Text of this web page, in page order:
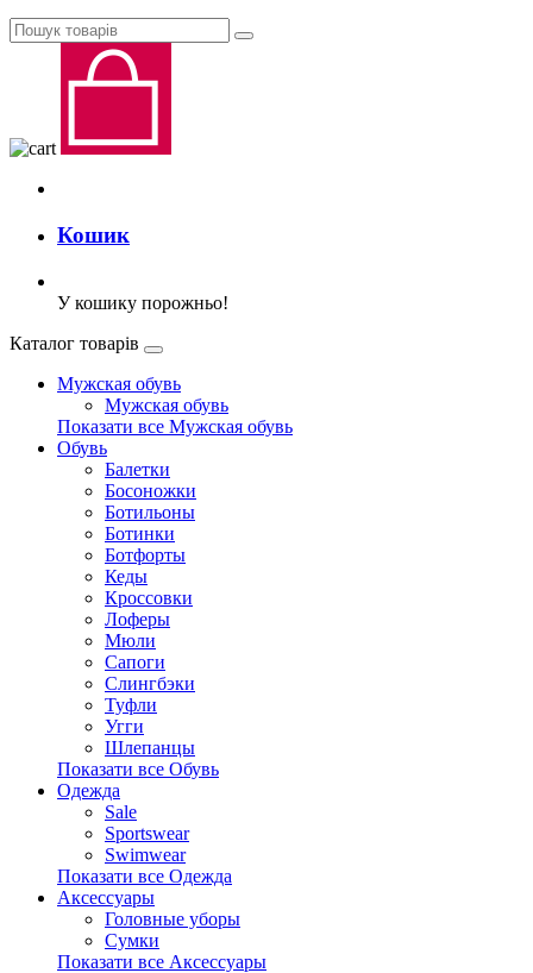
Кошик
У кошику порожньо!
Каталог товарів
Мужская обувь
Мужская обувь
Показати все Мужская обувь
Обувь
Балетки
Босоножки
Ботильоны
Ботинки
Ботфорты
Кеды
Кроссовки
Лоферы
Мюли
Сапоги
Слингбэки
Туфли
Угги
Шлепанцы
Показати все Обувь
Одежда
Sale
Sportswear
Swimwear
Показати все Одежда
Аксессуары
Головные уборы
Сумки
Показати все Аксессуары